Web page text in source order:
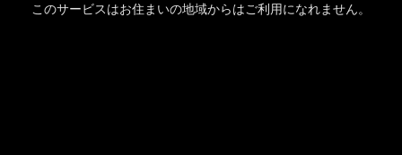
このサービスはお住まいの地域からはご利用になれません。